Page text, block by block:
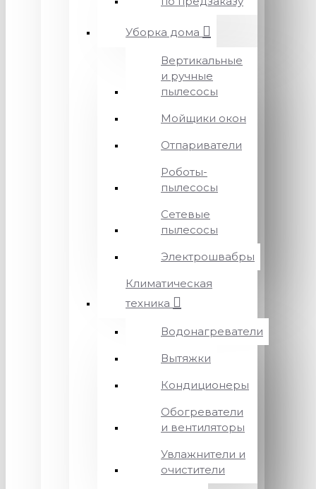
Уборка дома
Вертикальные
и ручные
пылесосы
Мойщики окон
Отпариватели
Роботы-
пылесосы
Сетевые
пылесосы
Электрошвабры
Климатическая
техника
Водонагреватели
Вытяжки
Кондиционеры
Обогреватели
и вентиляторы
Увлажнители и
очистители